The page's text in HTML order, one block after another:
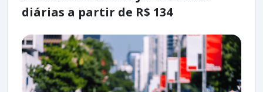
diárias a partir de R$ 134